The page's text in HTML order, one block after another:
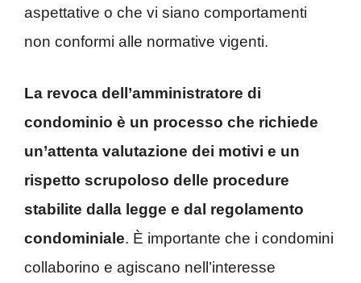
aspettative o che vi siano comportamenti
non conformi alle normative vigenti.
La revoca dell’amministratore di
condominio è un processo che richiede
un’attenta valutazione dei motivi e un
rispetto scrupoloso delle procedure
stabilite dalla legge e dal regolamento
condominiale. È importante che i condomini
collaborino e agiscano nell’interesse